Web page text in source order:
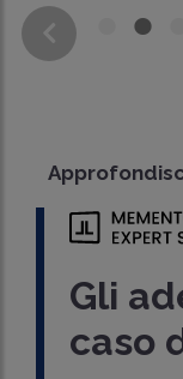
Gli
caso